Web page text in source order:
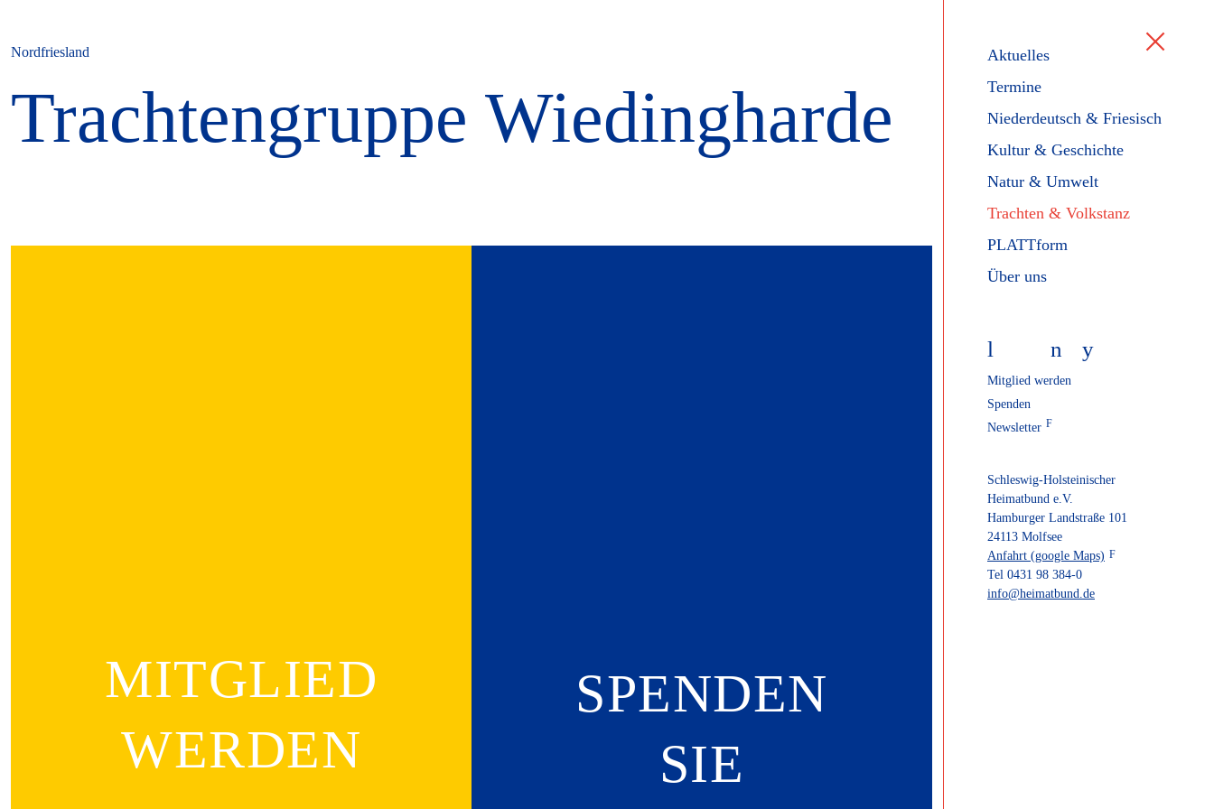
Aktuelles
Termine
Niederdeutsch & Friesisch
Kultur & Geschichte
Natur & Umwelt
Trachten & Volkstanz
PLATTform
Über uns
l n y
Mitglied werden
Spenden
Newsletter
Schleswig-Holsteinischer
Heimatbund e.V.
Hamburger Landstraße 101
24113 Molfsee
Anfahrt (google Maps)
Tel 0431 98 384-0
info@heimatbund.de
Nordfriesland
Trachtengruppe Wiedingharde
MITGLIED
WERDEN
SPENDEN
SIE